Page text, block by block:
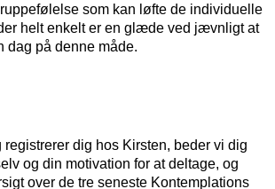
som kan løfte de individuelle
helt enkelt er en glæde ved jævnligt at
dag på denne måde.
registrerer dig hos Kirsten, beder vi dig
og din motivation for at deltage, og
over de tre seneste Kontemplations